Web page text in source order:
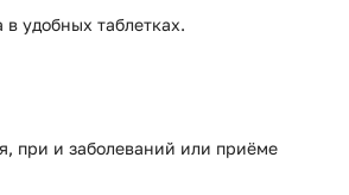
удобных таблетках.
при и заболеваний или приёме